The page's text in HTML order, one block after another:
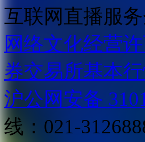
互联网直播服
网络文化经营
券交易所基本
沪公网安备
线：021-